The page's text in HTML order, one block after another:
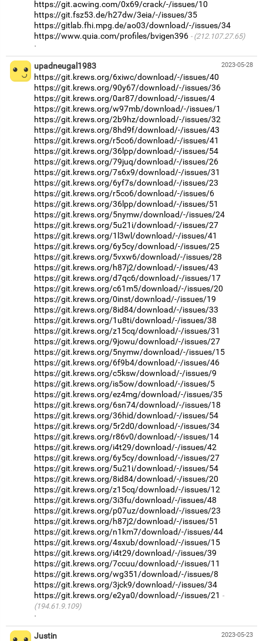
https://git.acwing.com/0x69/crack/-/issues/10
https://git.fsz53.de/h27dw/3eia/-/issues/35
https://gitlab.fhi.mpg.de/ao03/download/-/issues/34
https://www.quia.com/profiles/bvigen396
(212.107.27.65)
·
2023-05-28
upadneugal1983
https://git.krews.org/6xiwc/download/-/issues/40
https://git.krews.org/90y67/download/-/issues/36
https://git.krews.org/0ar87/download/-/issues/4
https://git.krews.org/w97mb/download/-/issues/1
https://git.krews.org/2b9hz/download/-/issues/32
https://git.krews.org/8hd9f/download/-/issues/43
https://git.krews.org/r5co6/download/-/issues/41
https://git.krews.org/36lpp/download/-/issues/54
https://git.krews.org/79juq/download/-/issues/26
https://git.krews.org/7s6x9/download/-/issues/31
https://git.krews.org/6yf7s/download/-/issues/23
https://git.krews.org/r5co6/download/-/issues/6
https://git.krews.org/36lpp/download/-/issues/51
https://git.krews.org/5nymw/download/-/issues/24
https://git.krews.org/5u21i/download/-/issues/27
https://git.krews.org/1l3wl/download/-/issues/41
https://git.krews.org/6y5cy/download/-/issues/25
https://git.krews.org/5vxw6/download/-/issues/28
https://git.krews.org/h87j2/download/-/issues/43
https://git.krews.org/d7qc6/download/-/issues/17
https://git.krews.org/c61m5/download/-/issues/20
https://git.krews.org/0inst/download/-/issues/19
https://git.krews.org/8id84/download/-/issues/33
https://git.krews.org/1u8ti/download/-/issues/38
https://git.krews.org/z15cq/download/-/issues/31
https://git.krews.org/9jowu/download/-/issues/27
https://git.krews.org/5nymw/download/-/issues/15
https://git.krews.org/6f9b4/download/-/issues/46
https://git.krews.org/c5ksw/download/-/issues/9
https://git.krews.org/is5ow/download/-/issues/5
https://git.krews.org/ez4mg/download/-/issues/35
https://git.krews.org/6sn74/download/-/issues/18
https://git.krews.org/36hid/download/-/issues/54
https://git.krews.org/5r2d0/download/-/issues/34
https://git.krews.org/r86v0/download/-/issues/14
https://git.krews.org/i4t29/download/-/issues/42
https://git.krews.org/6y5cy/download/-/issues/27
https://git.krews.org/5u21i/download/-/issues/54
https://git.krews.org/8id84/download/-/issues/20
https://git.krews.org/z15cq/download/-/issues/12
https://git.krews.org/3i3fu/download/-/issues/48
https://git.krews.org/p07uz/download/-/issues/23
https://git.krews.org/h87j2/download/-/issues/51
https://git.krews.org/n1km7/download/-/issues/44
https://git.krews.org/4sxub/download/-/issues/15
https://git.krews.org/i4t29/download/-/issues/39
https://git.krews.org/7ccuu/download/-/issues/11
https://git.krews.org/wg351/download/-/issues/8
https://git.krews.org/3jck9/download/-/issues/34
https://git.krews.org/e2ya0/download/-/issues/21
(194.61.9.109)
·
2023-05-23
Justin